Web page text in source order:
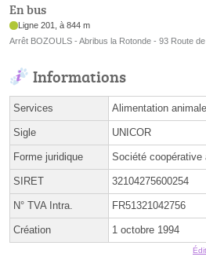
En bus
Ligne 201, à 844 m
Arrêt BOZOULS - Abribus la Rotonde - 93 Route
Informations
Services Alimentation
Sigle UNICOR
Forme juridique Société coopérative
SIRET 32104275600254
N° TVA Intra. FR51321042756
Création 1 octobre 1994